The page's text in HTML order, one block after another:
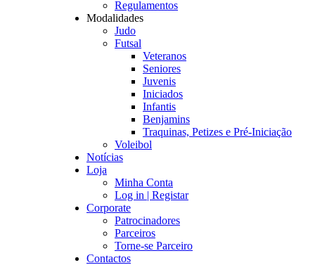
Regulamentos
Modalidades
Judo
Futsal
Veteranos
Seniores
Juvenis
Iniciados
Infantis
Benjamins
Traquinas, Petizes e Pré-Iniciação
Voleibol
Notícias
Loja
Minha Conta
Log in | Registar
Corporate
Patrocinadores
Parceiros
Torne-se Parceiro
Contactos